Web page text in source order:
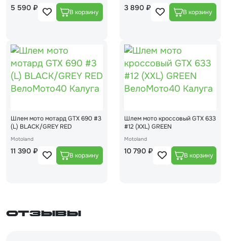
5 590 ₽ 3 890 ₽
Шлем мото мотард GTX 690 #3
(L) BLACK/GREY RED
Motoland
11 390 ₽
Шлем мото кроссовый GTX 633
#12 (XXL) GREEN
Motoland
10 790 ₽
Отзывы